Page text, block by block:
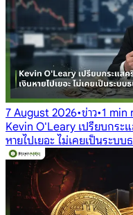
7 August 2026•ข่าว•1 min
Kevin O'Leary เปรียบกระ
หายไปเยอะ ไม่เคยเป็นระบบ